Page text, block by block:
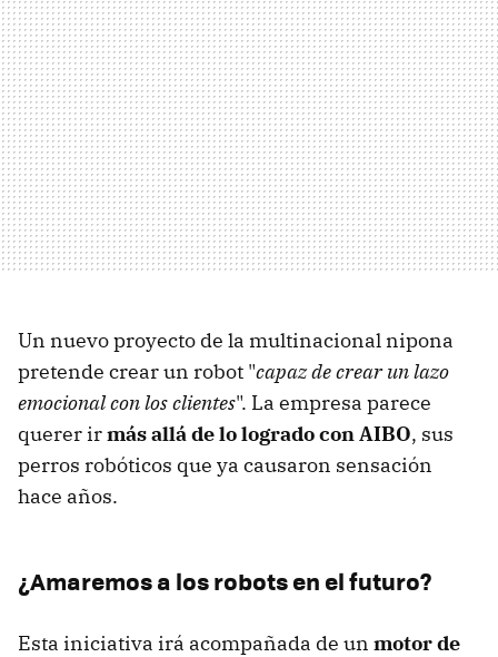
Un nuevo proyecto de la multinacional nipona
pretende crear un robot "capaz de crear un lazo
emocional con los clientes". La empresa parece
querer irmás allá de lo logrado con AIBO, sus
perros robóticos que ya causaron sensación
hace años.
¿Amaremos a los robots en el futuro?
Esta iniciativa irá acompañada de un motor de